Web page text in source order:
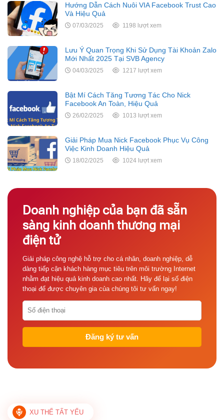
Hướng Dẫn Cách Nuôi VIA Facebook Trust Cao
Và Hiệu Quả
07/03/2025 1198 lượt xem
Lưu Ý Quan Trọng Khi Sử Dụng Tài Khoản Zalo
Mới Nhất 2025 Tại SVB Agency
04/03/2025 1217 lượt xem
Bật Mí Cách Tăng Tương Tác Cho Nick
Facebook An Toàn, Hiệu Quả
26/02/2025 1013 lượt xem
Giải Pháp Mua Nick Facebook Phục Vụ Công
Việc Kinh Doanh Hiệu Quả
18/02/2025 1024 lượt xem
Doanh nghiệp của bạn đã sẵn
sàng kinh doanh thương mại
điện tử
Giải pháp công nghệ hỗ trợ cho cá nhân, doanh nghiệp, dễ
dàng tiếp cận khách hàng mục tiêu trên môi trường Internet
nhằm đạt hiệu quả kinh doanh cao nhất. Hãy để lại số điện
thoại để được chuyên gia của chúng tôi tư vấn ngay!
XU THẾ TẤT YẾU